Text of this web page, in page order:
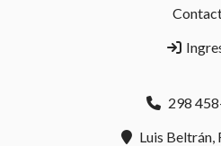
298
Luis Beltrán,